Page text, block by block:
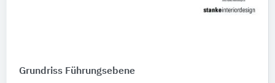
Grundriss Führungsebene